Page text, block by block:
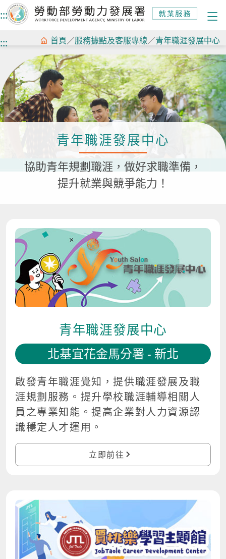
要
內
容
:::
::: 首頁／服務據點及客服專線／青年職涯發展中心
青年職涯發展中心
協助青年規劃職涯，做好求職準備，
提升就業與競爭能力！
青年職涯發展中心
北基宜花金馬分署 - 新北
啟發青年職涯覺知，提供職涯發展及職
涯規劃服務。提升學校職涯輔導相關人
員之專業知能。提高企業對人力資源認
識穩定人才運用。
立即前往